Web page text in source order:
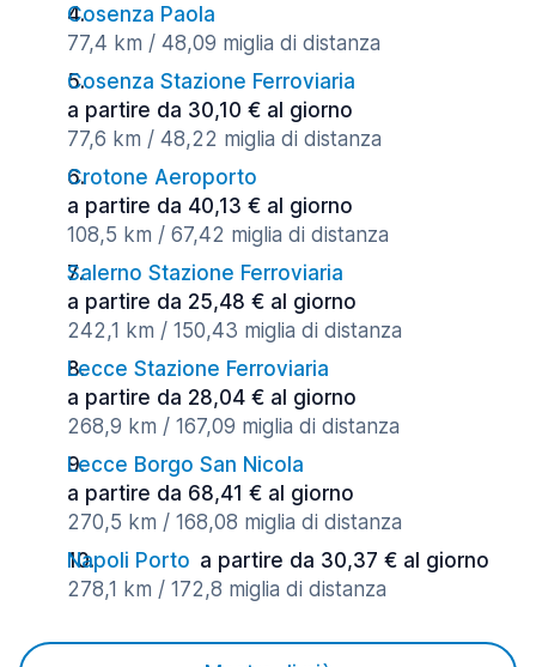
Cosenza Paola
77,4 km / 48,09 miglia di distanza
Cosenza Stazione Ferroviaria
a partire da 30,10 € al giorno
77,6 km / 48,22 miglia di distanza
Crotone Aeroporto
a partire da 40,13 € al giorno
108,5 km / 67,42 miglia di distanza
Salerno Stazione Ferroviaria
a partire da 25,48 € al giorno
242,1 km / 150,43 miglia di distanza
Lecce Stazione Ferroviaria
a partire da 28,04 € al giorno
268,9 km / 167,09 miglia di distanza
Lecce Borgo San Nicola
a partire da 68,41 € al giorno
270,5 km / 168,08 miglia di distanza
Napoli Porto a partire da 30,37 € al giorno
278,1 km / 172,8 miglia di distanza